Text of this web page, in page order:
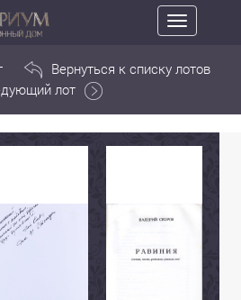
Toggle
navigation
Вернуться к списку лотов
лот